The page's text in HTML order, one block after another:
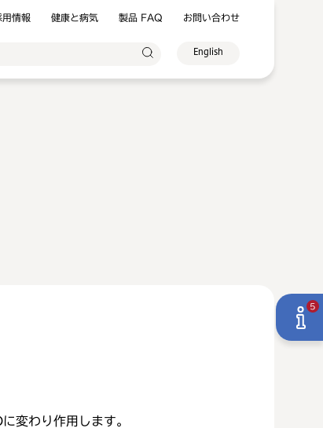
用情報 健康と病気 製品 FAQ お問い合わせ
English
変わり作用します。
5